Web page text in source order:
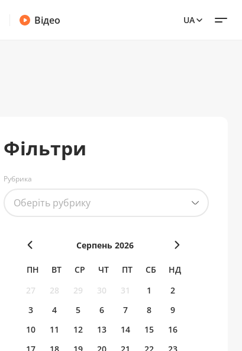
Відео UA
Фільтри
Рубрика
Оберіть рубрику
Серпень 2026
ПН ВТ СР ЧТ ПТ СБ
НД
27
28 29 30 31 1
2
3
4 5 6 7 8
9
10
11 12 13 14 15
16
17
18 19 20 21 22
23